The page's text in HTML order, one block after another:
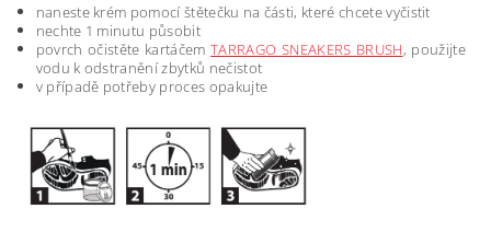
naneste krém pomocí štětečku na části, které chcete vyčistit
nechte 1 minutu působit
povrch očistěte kartáčemTARRAGO SNEAKERS BRUSH, použijte
vodu k odstranění zbytků nečistot
v případě potřeby proces opakujte